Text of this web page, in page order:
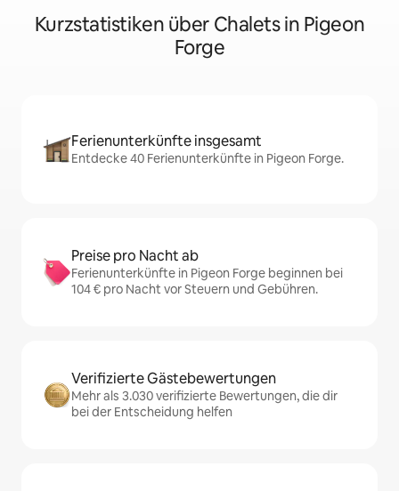
Kurzstatistiken über Chalets in Pigeon
Forge
Ferienunterkünfte insgesamt
Entdecke 40 Ferienunterkünfte in Pigeon Forge.
Preise pro Nacht ab
Ferienunterkünfte in Pigeon Forge beginnen bei
104 € pro Nacht vor Steuern und Gebühren.
Verifizierte Gästebewertungen
Mehr als 3.030 verifizierte Bewertungen, die dir
bei der Entscheidung helfen